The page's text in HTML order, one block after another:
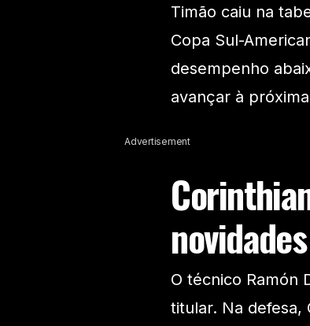
Timão caiu na
Copa Sul-
desempenho
avançar à
Advertisement
O técnico Ramón
titular. Na defesa,